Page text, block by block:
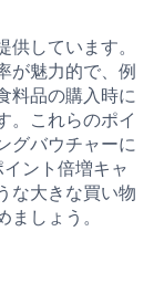
供しています。
が魅力的で、例
料品の購入時に
。これらのポイ
グバウチャーに
イント倍増キャ
な大きな買い物
しょう。